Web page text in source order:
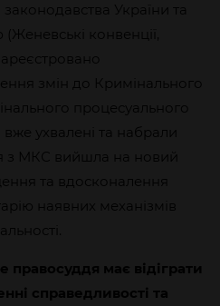
України та
конвенції,
змін до Кримінального
процесуального
ухвалені та набрали
з МКС вийшла на новий
та вдосконалення
наявних механізмів
правосуддя має відіграти
справедливості та